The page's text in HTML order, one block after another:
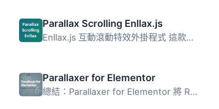
Parallax Scrolling Enllax.js
Enllax.js 互動滾動特效外掛程式 這款外掛程式極為輕量、易用...
Parallaxer for Elementor
總結：Parallaxer for Elementor 將 Rellax.js 的功能帶到您...